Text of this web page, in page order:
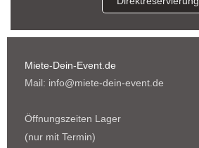
Miete-Dein-Event.de
Mail: info@miete-dein-event.de
Öffnungszeiten Lager
(nur mit Termin)